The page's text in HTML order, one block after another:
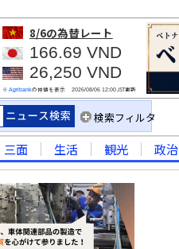
8/6の為替レート
166.69 VND
26,250 VND
※ Agribankの仲値を表示 2026/08/06 12:00JST更新
検索フィルタ
三面 生活 観光 政治